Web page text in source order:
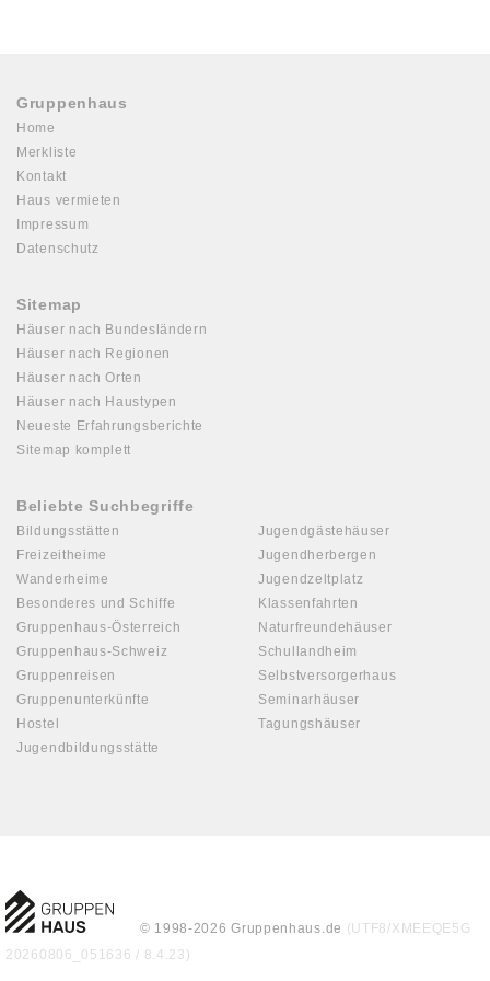
Gruppenhaus
Home
Merkliste
Kontakt
Haus vermieten
Impressum
Datenschutz
Sitemap
Häuser nach Bundesländern
Häuser nach Regionen
Häuser nach Orten
Häuser nach Haustypen
Neueste Erfahrungsberichte
Sitemap komplett
Beliebte Suchbegriffe
Bildungsstätten
Freizeitheime
Wanderheime
Besonderes und Schiffe
Gruppenhaus-Österreich
Gruppenhaus-Schweiz
Gruppenreisen
Gruppenunterkünfte
Hostel
Jugendbildungsstätte
Jugendgästehäuser
Jugendherbergen
Jugendzeltplatz
Klassenfahrten
Naturfreundehäuser
Schullandheim
Selbstversorgerhaus
Seminarhäuser
Tagungshäuser
© 1998-2026 Gruppenhaus.de (UTF8/XMEEQE5G
20260806_051636 / 8.4.23)